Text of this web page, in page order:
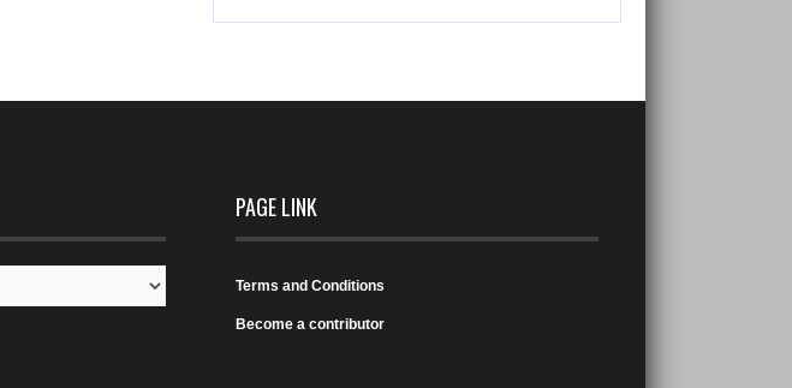
PAGE LINK
Terms and Conditions
Become a contributor